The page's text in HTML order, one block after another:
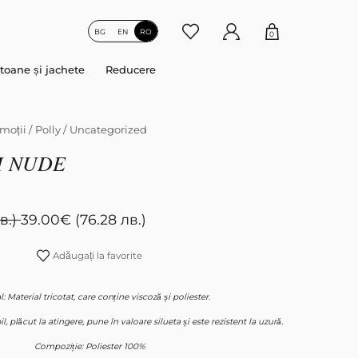
EN
BG RO 0
și jachete Reducere
/ Polly / Uncategorized
NUDE
39.00€ (76.28 лв.)
Adăugați la favorite
Material tricotat, care conține viscoză și poliester.
plăcut la atingere, pune în valoare silueta și este rezistent la uzură.
Compoziție: Poliester 100%